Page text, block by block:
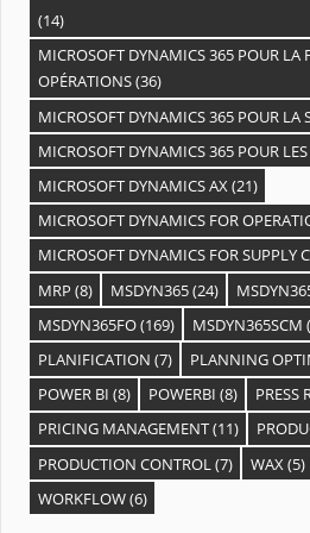
(14)
MICROSOFT DYNAMICS 365 POUR LA
OPÉRATIONS(36)
MICROSOFT DYNAMICS 365 POUR LA
MICROSOFT DYNAMICS 365 POUR
MICROSOFT DYNAMICS AX(21)
MICROSOFT DYNAMICS FOR
MICROSOFT DYNAMICS FOR SUPPLY
MRP (8) MSDYN365(24)
MSDYN365FO(169) MSDYN365SCM
PLANIFICATION (7) PLANNING
POWER BI (8) POWERBI (8) PRESS
PRICING MANAGEMENT(11)
PRODUCTION CONTROL (7) WAX (5)
WORKFLOW(6)